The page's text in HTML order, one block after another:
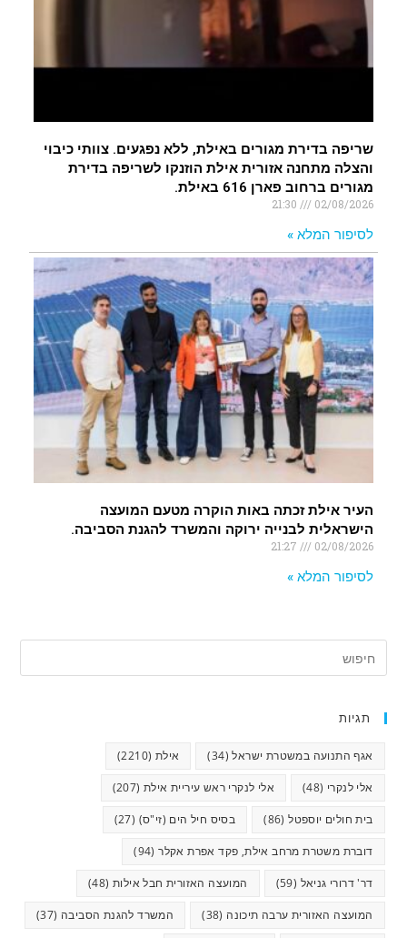
שריפה בדירת מגורים באילת, ללא נפגעים. צוותי כיבוי
והצלה מתחנה אזורית אילת הוזנקו לשריפה בדירת
מגורים ברחוב פארן 616 באילת.
02/08/2026
לסיפור המלא »
העיר אילת זכתה באות הוקרה מטעם המועצה
הישראלית לבנייה ירוקה והמשרד להגנת הסביבה.
02/08/2026
לסיפור המלא »
תגיות
אגף התנועה במשטרת ישראל(34) אילת (2210)
אלי לנקרי (48) אלי לנקרי ראש עיריית אילת (207)
בית חולים יוספטל(86) בסיס חיל הים (זי"ס) (27)
דוברת משטרת מרחב אילת, פקד אפרת אקלר(94)
דר' דרורי גניאל (59) המועצה האזורית חבל אילות (48)
המועצה האזורית ערבה תיכונה (38) המשרד להגנת הסביבה (37)